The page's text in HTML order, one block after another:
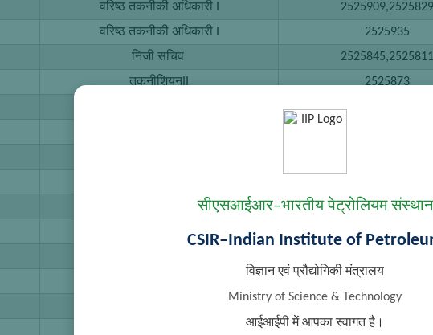
सीएसआईआर–भारतीय पेट्रोलियम संस्थान
CSIR–Indian Institute of
विज्ञान एवं प्रौद्योगिकी मंत्रालय
Ministry of Science & Technology
आईआईपी में आपका स्वागत है।
वरिष्ठ तकनीकी अधिकारी I 2525909,2525829
वरिष्ठ तकनीकी अधिकारी I 2525935
निजी सचिव 2525845,2525811
तकनीशियनII
2525873
2525875
तकनीशियन I 2525939
2525909
2525811